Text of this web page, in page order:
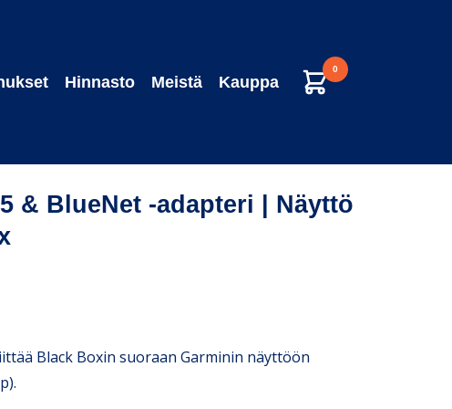
Hinnasto Meistä Kauppa
0
& BlueNet -adapteri | Näyttö
Black Boxin suoraan Garminin näyttöön